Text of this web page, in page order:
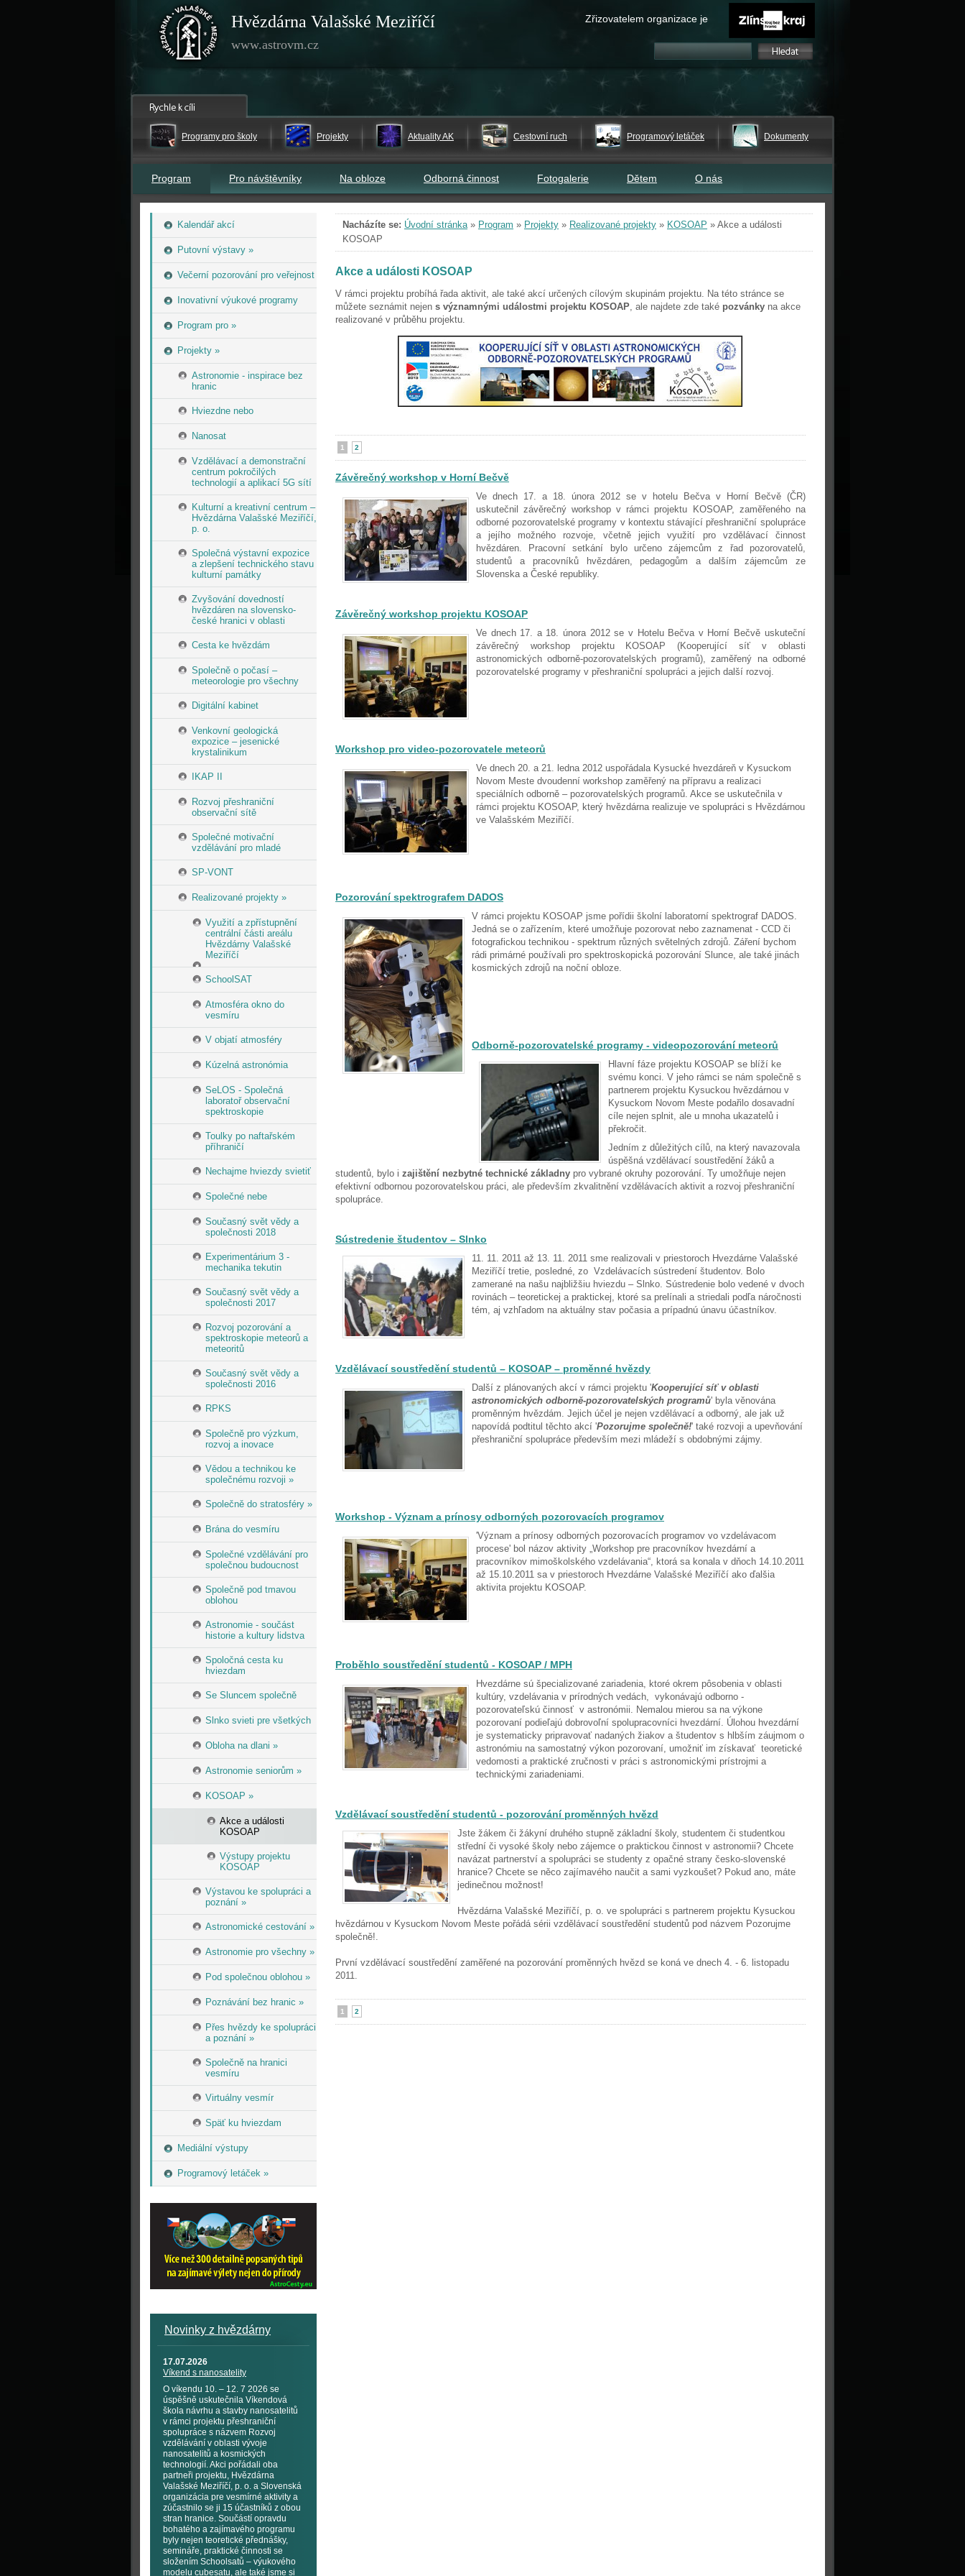
Hvězdárna Valašské Meziříčí
www.astrovm.cz
Zřizovatelem organizace je
Programy pro školy Projekty Aktuality AK Cestovní ruch Programový letáček Dokumenty
Program Pro návštěvníky Na obloze Odborná činnost Fotogalerie Dětem O nás
Kalendář akcí
Putovní výstavy »
Večerní pozorování pro veřejnost
Inovativní výukové programy
Program pro »
Projekty »
Astronomie - inspirace bez
hranic
Hviezdne nebo
Nanosat
Vzdělávací a demonstrační
centrum pokročilých
technologií a aplikací 5G sítí
Kulturní a kreativní centrum –
Hvězdárna Valašské Meziříčí,
p. o.
Společná výstavní expozice
a zlepšení technického stavu
kulturní památky
Zvyšování dovedností
hvězdáren na slovensko-
české hranici v oblasti
Cesta ke hvězdám
Společně o počasí –
meteorologie pro všechny
Digitální kabinet
Venkovní geologická
expozice – jesenické
krystalinikum
IKAP II
Rozvoj přeshraniční
observační sítě
Společné motivační
vzdělávání pro mladé
SP-VONT
Realizované projekty »
Využití a zpřístupnění
centrální části areálu
Hvězdárny Valašské
Meziříčí
SchoolSAT
Atmosféra okno do
vesmíru
V objatí atmosféry
Kúzelná astronómia
SeLOS - Společná
laboratoř observační
spektroskopie
Toulky po naftařském
příhraničí
Nechajme hviezdy svietiť
Společné nebe
Současný svět vědy a
společnosti 2018
Experimentárium 3 -
mechanika tekutin
Současný svět vědy a
společnosti 2017
Rozvoj pozorování a
spektroskopie meteorů a
meteoritů
Současný svět vědy a
společnosti 2016
RPKS
Společně pro výzkum,
rozvoj a inovace
Vědou a technikou ke
společnému rozvoji »
Společně do stratosféry »
Brána do vesmíru
Společné vzdělávání pro
společnou budoucnost
Společně pod tmavou
oblohou
Astronomie - součást
historie a kultury lidstva
Spoločná cesta ku
hviezdam
Se Sluncem společně
Slnko svieti pre všetkých
Obloha na dlani »
Astronomie seniorům »
KOSOAP »
Akce a události
KOSOAP
Výstupy projektu
KOSOAP
Výstavou ke spolupráci a
poznání »
Astronomické cestování »
Astronomie pro všechny »
Pod společnou oblohou »
Poznávání bez hranic »
Přes hvězdy ke spolupráci
a poznání »
Společně na hranici
vesmíru
Virtuálny vesmír
Späť ku hviezdam
Mediální výstupy
Programový letáček »
Novinky z hvězdárny
17.07.2026
Víkend s nanosatelity
O víkendu 10. – 12. 7 2026 se
úspěšně uskutečnila Víkendová
škola návrhu a stavby nanosatelitů
v rámci projektu přeshraniční
spolupráce s názvem Rozvoj
vzdělávání v oblasti vývoje
nanosatelitů a kosmických
technologií. Akci pořádali oba
partneři projektu, Hvězdárna
Valašské Meziříčí, p. o. a Slovenská
organizácia pre vesmírné aktivity a
zúčastnilo se ji 15 účastníků z obou
stran hranice. Součástí opravdu
bohatého a zajímavého programu
byly nejen teoretické přednášky,
semináře, praktické činnosti se
složením Schoolsatů – výukového
modelu cubesatu, ale také jsme si
Nacházíte se: Úvodní stránka» Program » Projekty » Realizované projekty » KOSOAP » Akce a události
KOSOAP
Akce a události KOSOAP
V rámci projektu probíhá řada aktivit, ale také akcí určených cílovým skupinám projektu. Na této stránce se
můžete seznámit nejen s významnými událostmi projektu KOSOAP, ale najdete zde také pozvánky na akce
realizované v průběhu projektu.
1 2
Závěrečný workshop v Horní Bečvě
Ve dnech 17. a 18. února 2012 se v hotelu Bečva v Horní Bečvě (ČR)
uskutečnil závěrečný workshop v rámci projektu KOSOAP, zaměřeného na
odborné pozorovatelské programy v kontextu stávající přeshraniční spolupráce
a jejího možného rozvoje, včetně jejich využití pro vzdělávací činnost
hvězdáren. Pracovní setkání bylo určeno zájemcům z řad pozorovatelů,
studentů a pracovníků hvězdáren, pedagogům a dalším zájemcům ze
Slovenska a České republiky.
Závěrečný workshop projektu KOSOAP
Ve dnech 17. a 18. února 2012 se v Hotelu Bečva v Horní Bečvě uskuteční
závěrečný workshop projektu KOSOAP (Kooperující síť v oblasti
astronomických odborně-pozorovatelských programů), zaměřený na odborné
pozorovatelské programy v přeshraniční spolupráci a jejich další rozvoj.
Workshop pro video-pozorovatele meteorů
Ve dnech 20. a 21. ledna 2012 uspořádala Kysucké hvezdáreň v Kysuckom
Novom Meste dvoudenní workshop zaměřený na přípravu a realizaci
speciálních odborně – pozorovatelských programů. Akce se uskutečnila v
rámci projektu KOSOAP, který hvězdárna realizuje ve spolupráci s Hvězdárnou
ve Valašském Meziříčí.
Pozorování spektrografem DADOS
V rámci projektu KOSOAP jsme pořídii školní laboratorní spektrograf DADOS.
Jedná se o zařízením, které umožňuje pozorovat nebo zaznamenat - CCD či
fotografickou technikou - spektrum různých světelných zdrojů. Záření bychom
rádi primárné používali pro spektroskopická pozorování Slunce, ale také jinách
kosmických zdrojů na noční obloze.
Odborně-pozorovatelské programy - videopozorování meteorů
Hlavní fáze projektu KOSOAP se blíží ke
svému konci. V jeho rámci se nám společně s
partnerem projektu Kysuckou hvězdárnou v
Kysuckom Novom Meste podařilo dosavadní
cíle nejen splnit, ale u mnoha ukazatelů i
překročit.
Jedním z důležitých cílů, na který navazovala
úspěšná vzdělávací soustředění žáků a
studentů, bylo i zajištění nezbytné technické základny pro vybrané okruhy pozorování. Ty umožňuje nejen
efektivní odbornou pozorovatelskou práci, ale především zkvalitnění vzdělávacích aktivit a rozvoj přeshraniční
spolupráce.
Sústredenie študentov – Slnko
11. 11. 2011 až 13. 11. 2011 sme realizovali v priestoroch Hvezdárne Valašské
Meziříčí tretie, posledné, zo Vzdelávacích sústredení študentov. Bolo
zamerané na našu najbližšiu hviezdu – Slnko. Sústredenie bolo vedené v dvoch
rovinách – teoretickej a praktickej, ktoré sa prelínali a striedali podľa náročnosti
tém, aj vzhľadom na aktuálny stav počasia a prípadnú únavu účastníkov.
Vzdělávací soustředění studentů – KOSOAP – proměnné hvězdy
Další z plánovaných akcí v rámci projektu 'Kooperující síť v oblasti
astronomických odborně-pozorovatelských programů' byla věnována
proměnným hvězdám. Jejich účel je nejen vzdělávací a odborný, ale jak už
napovídá podtitul těchto akcí 'Pozorujme společně!' také rozvoji a upevňování
přeshraniční spolupráce především mezi mládeží s obdobnými zájmy.
Workshop - Význam a prínosy odborných pozorovacích programov
'Význam a prínosy odborných pozorovacích programov vo vzdelávacom
procese' bol názov aktivity „Workshop pre pracovníkov hvezdární a
pracovníkov mimoškolského vzdelávania“, ktorá sa konala v dňoch 14.10.2011
až 15.10.2011 sa v priestoroch Hvezdárne Valašské Meziříčí ako ďalšia
aktivita projektu KOSOAP.
Proběhlo soustředění studentů - KOSOAP / MPH
Hvezdárne sú špecializované zariadenia, ktoré okrem pôsobenia v oblasti
kultúry, vzdelávania v prírodných vedách, vykonávajú odborno -
pozorovateľskú činnosť v astronómii. Nemalou mierou sa na výkone
pozorovaní podieľajú dobrovoľní spolupracovníci hvezdární. Úlohou hvezdární
je systematicky pripravovať nadaných žiakov a študentov s hlbším záujmom o
astronómiu na samostatný výkon pozorovaní, umožniť im získavať teoretické
vedomosti a praktické zručnosti v práci s astronomickými prístrojmi a
technickými zariadeniami.
Vzdělávací soustředění studentů - pozorování proměnných hvězd
Jste žákem či žákyní druhého stupně základní školy, studentem či studentkou
střední či vysoké školy nebo zájemce o praktickou činnost v astronomii? Chcete
navázat partnerství a spolupráci se studenty z opačné strany česko-slovenské
hranice? Chcete se něco zajímavého naučit a sami vyzkoušet? Pokud ano, máte
jedinečnou možnost!
Hvězdárna Valašské Meziříčí, p. o. ve spolupráci s partnerem projektu Kysuckou
hvězdárnou v Kysuckom Novom Meste pořádá sérii vzdělávací soustředění studentů pod názvem Pozorujme
společně!.
První vzdělávací soustředění zaměřené na pozorování proměnných hvězd se koná ve dnech 4. - 6. listopadu
2011.
1 2